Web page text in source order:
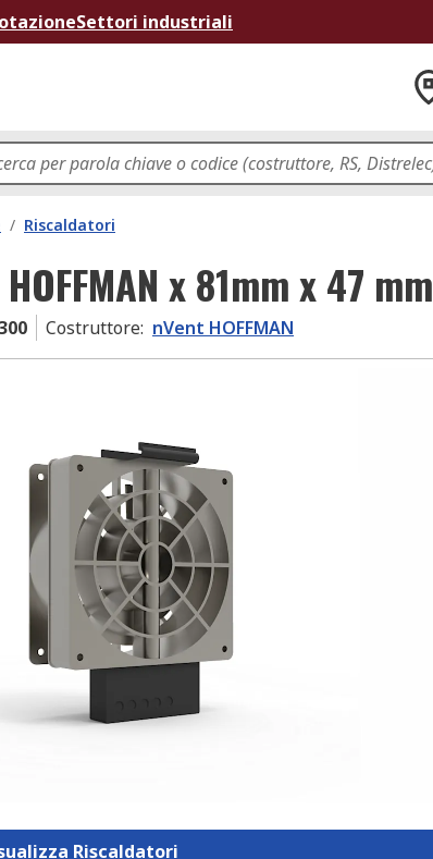
Settori industriali
/ Riscaldatori
x 81mm x 47 mm
Costruttore: nVent HOFFMAN
Riscaldatori